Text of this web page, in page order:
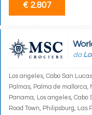
€ 2.807
da
Los angeles, Cabo San
Palmas, Palma de mallorca,
Panama, Los angeles,
Road Town, Philipsburg, Las